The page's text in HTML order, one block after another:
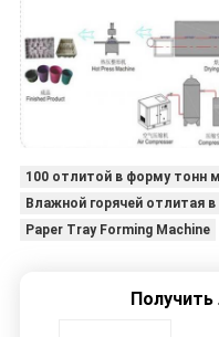
100 отлитой в форму тонн
Влажной горячей отлитая
Paper Tray Forming Machine